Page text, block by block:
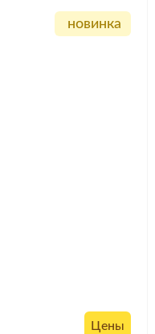
новинка
Цены